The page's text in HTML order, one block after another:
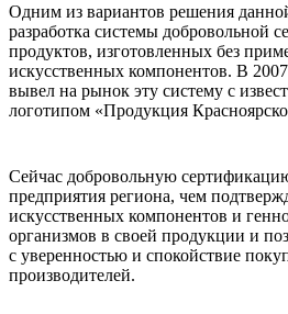
Одним из вариантов решения
разработка системы добровольной
продуктов, изготовленных без
искусственных компонентов. В
вывел на рынок эту систему с
логотипом «Продукция
Сейчас добровольную
предприятия региона, чем
искусственных компонентов и
организмов в своей продукции и
с уверенностью и спокойствие
производителей.